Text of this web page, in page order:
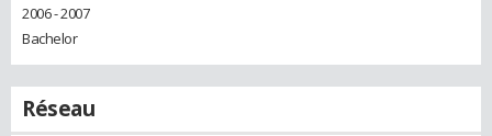
2006 - 2007
Bachelor
Réseau